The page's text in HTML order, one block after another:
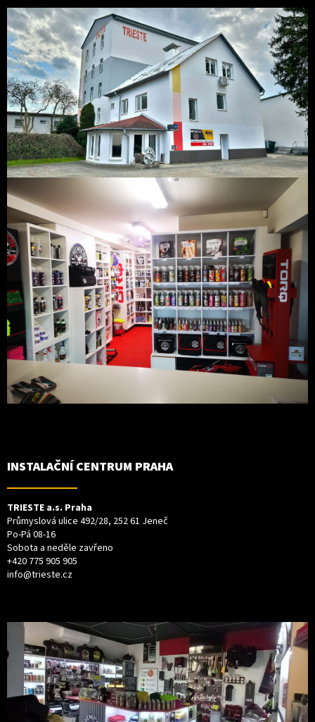
INSTALAČNÍ CENTRUM PRAHA
TRIESTE a.s. Praha
Průmyslová ulice 492/28, 252 61 Jeneč
Po-Pá 08-16
Sobota a neděle zavřeno
+420 775 905 905
info@trieste.cz